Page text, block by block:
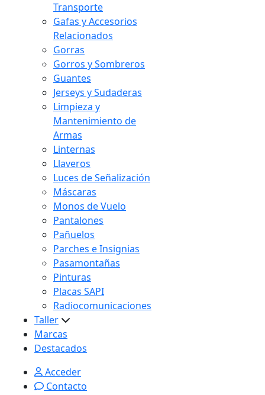
Transporte
Gafas y Accesorios
Relacionados
Gorras
Gorros y Sombreros
Guantes
Jerseys y Sudaderas
Limpieza y
Mantenimiento de
Armas
Linternas
Llaveros
Luces de Señalización
Máscaras
Monos de Vuelo
Pantalones
Pañuelos
Parches e Insignias
Pasamontañas
Pinturas
Placas SAPI
Radiocomunicaciones
Taller
Marcas
Destacados
Acceder
Contacto